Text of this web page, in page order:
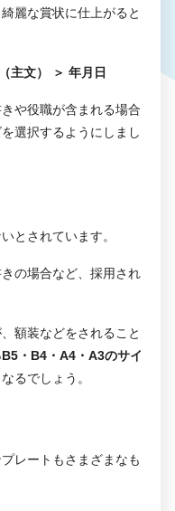
麗な賞状に仕上がると
主文） ＞ 年月日
や役職が含まれる場合
選択するようにしまし
とされています。
の場合など、採用され
額装などをされること
・B4・A4・A3のサイ
るでしょう。
レートもさまざまなも